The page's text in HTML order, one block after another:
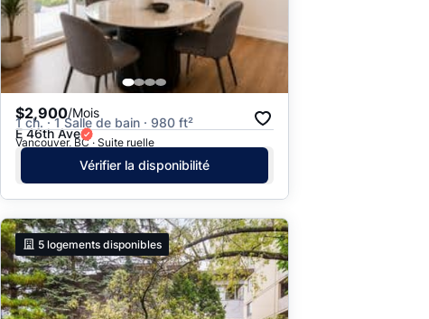
$2,900/Mois
1 ch. · 1 Salle de bain · 980 ft²
E 46th Ave
Vancouver, BC · Suite ruelle
Vérifier la disponibilité
5 logements disponibles